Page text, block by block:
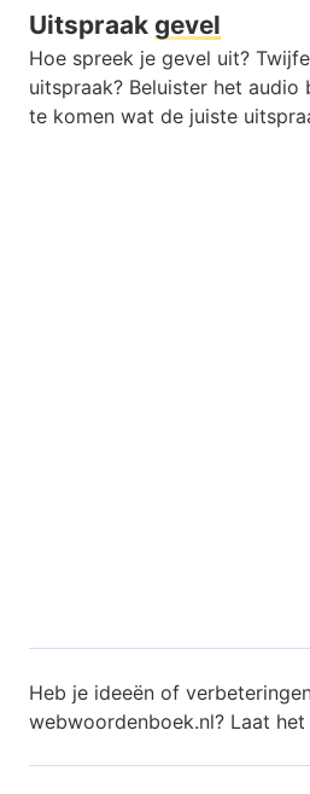
Uitspraak gevel
Hoe spreek je gevel uit?
uitspraak? Beluister het audio
te komen wat de juiste
Heb je ideeën of
webwoordenboek.nl? Laat